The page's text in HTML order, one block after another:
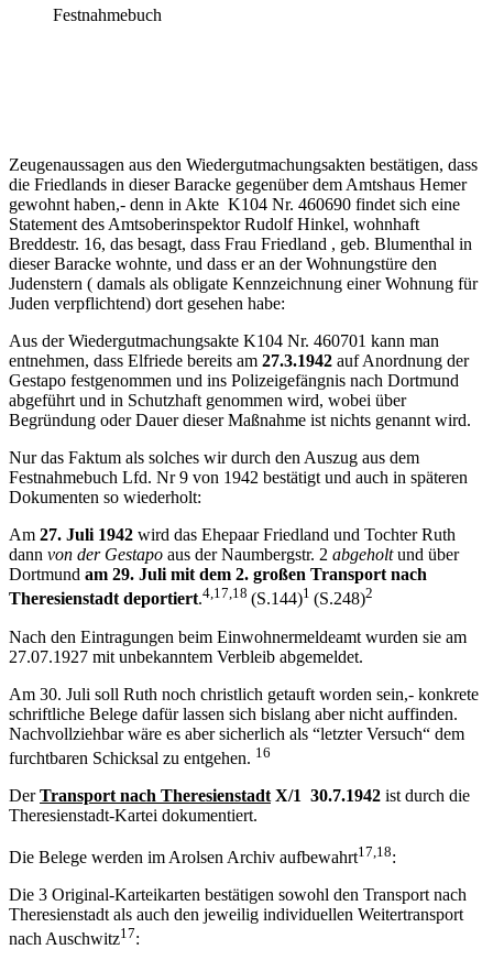
Festnahmebuch
Zeugenaussagen aus den Wiedergutmachungsakten bestätigen, dass
die Friedlands in dieser Baracke gegenüber dem Amtshaus Hemer
gewohnt haben,- denn in Akte K104 Nr. 460690 findet sich eine
Statement des Amtsoberinspektor Rudolf Hinkel, wohnhaft
Breddestr. 16, das besagt, dass Frau Friedland , geb. Blumenthal in
dieser Baracke wohnte, und dass er an der Wohnungstüre den
Judenstern ( damals als obligate Kennzeichnung einer Wohnung für
Juden verpflichtend) dort gesehen habe:
Aus der Wiedergutmachungsakte K104 Nr. 460701 kann man
entnehmen, dass Elfriede bereits am 27.3.1942 auf Anordnung der
Gestapo festgenommen und ins Polizeigefängnis nach Dortmund
abgeführt und in Schutzhaft genommen wird, wobei über
Begründung oder Dauer dieser Maßnahme ist nichts genannt wird.
Nur das Faktum als solches wir durch den Auszug aus dem
Festnahmebuch Lfd. Nr 9 von 1942 bestätigt und auch in späteren
Dokumenten so wiederholt:
Am 27. Juli 1942 wird das Ehepaar Friedland und Tochter Ruth
dann von der Gestapo aus der Naumbergstr. 2 abgeholtund über
Dortmund am 29. Juli mit dem 2. großen Transport nach
Theresienstadt deportiert.4,17,18 (S.144)1 (S.248)2
Nach den Eintragungen beim Einwohnermeldeamt wurden sie am
27.07.1927 mit unbekanntem Verbleib abgemeldet.
Am 30. Juli soll Ruth noch christlich getauft worden sein,- konkrete
schriftliche Belege dafür lassen sich bislang aber nicht auffinden.
Nachvollziehbar wäre es aber sicherlich als “letzter Versuch“ dem
furchtbaren Schicksal zu entgehen. 16
DerTransport nach Theresienstadt X/1 30.7.1942 ist durch die
Theresienstadt-Kartei dokumentiert.
Die Belege werden im Arolsen Archiv aufbewahrt17,18:
Die 3 Original-Karteikarten bestätigen sowohl den Transport nach
Theresienstadt als auch den jeweilig individuellen Weitertransport
nach Auschwitz17: